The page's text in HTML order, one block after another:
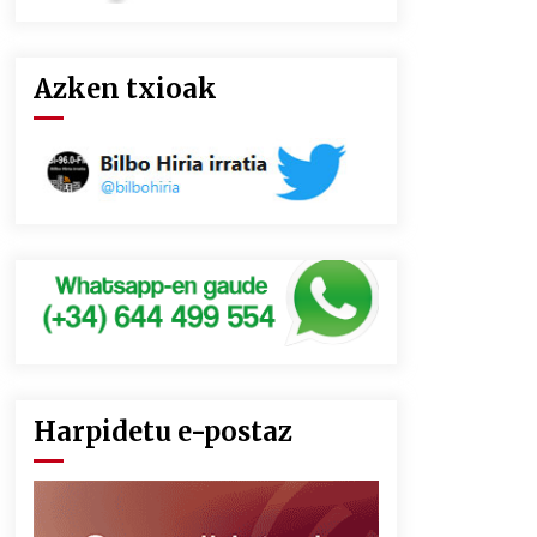
Azken txioak
Harpidetu e-postaz